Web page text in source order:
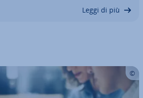
Leggi di più